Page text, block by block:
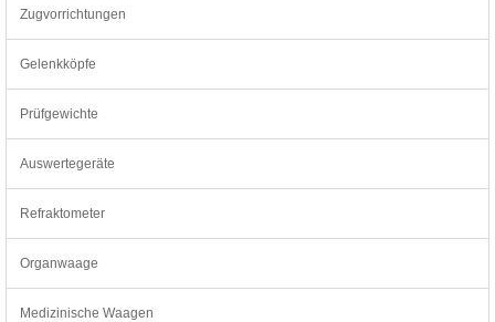
Zugvorrichtungen
Gelenkköpfe
Prüfgewichte
Auswertegeräte
Refraktometer
Organwaage
Medizinische Waagen